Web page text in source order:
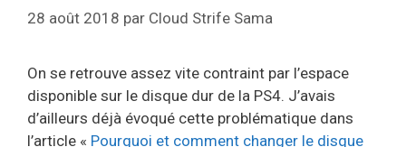
28 août 2018 par Cloud Strife Sama
On se retrouve assez vite contraint par l’espace
disponible sur le disque dur de la PS4. J’avais
d’ailleurs déjà évoqué cette problématique dans
l’article « Pourquoi et comment changer le disque